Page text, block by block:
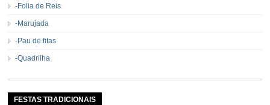
-Folia de Reis
-Marujada
-Pau de fitas
-Quadrilha
FESTAS TRADICIONAIS